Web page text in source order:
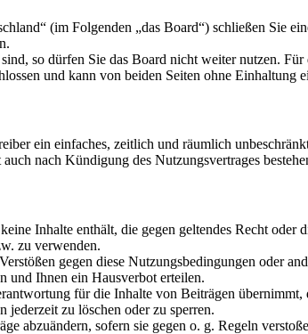
(im Folgenden „das Board“) schließen Sie
so dürfen Sie das Board nicht weiter nutzen.
und kann von beiden Seiten ohne Einhaltung
ein einfaches, zeitlich und räumlich
nach Kündigung des Nutzungsvertrages
Inhalte enthält, die gegen geltendes Recht
zu verwenden.
gegen diese Nutzungsbedingungen oder
und Ihnen ein Hausverbot erteilen.
für die Inhalte von Beiträgen
zu löschen oder zu sperren.
abzuändern, sofern sie gegen o. g. Regeln